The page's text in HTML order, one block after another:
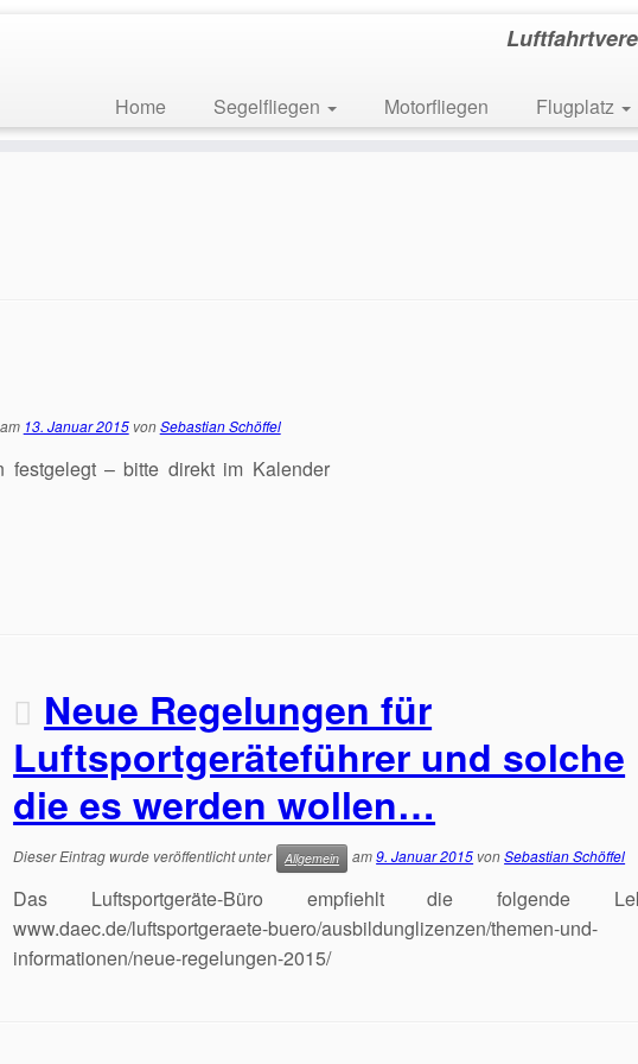
Home Segelfliegen Motorfliegen Flugplatz
am 13. Januar 2015 vonSebastian Schöffel
festgelegt – bitte direkt im Kalender
Neue Regelungen für
Luftsportgeräteführer und solche
die es werden wollen…
Dieser Eintrag wurde veröffentlicht unter Allgemein am9. Januar 2015 vonSebastian Schöffel
Das Luftsportgeräte-Büro empfiehlt die folgende
www.daec.de/luftsportgeraete-buero/ausbildunglizenzen/themen-und-
informationen/neue-regelungen-2015/